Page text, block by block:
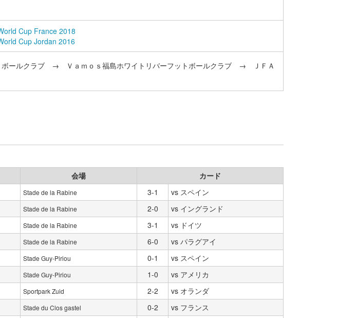
Cup France 2018
Cup Jordan 2016
ボールクラブ → Ｖａｍｏｓ福島ホワイトリバーフットボールクラブ → ＪＦＡ
会場
カード
Stade de la Rabine 3-1
vs スペイン
Stade de la Rabine 2-0
vs イングランド
Stade de la Rabine 3-1
vs ドイツ
Stade de la Rabine 6-0
vs パラグアイ
Stade Guy-Piriou 0-1
vs スペイン
Stade Guy-Piriou 1-0
vs アメリカ
Sportpark Zuid 2-2
vs オランダ
Stade du Clos gastel 0-2
vs フランス